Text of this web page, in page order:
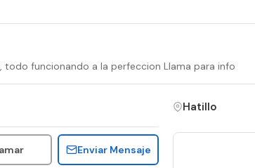
todo funcionando a la perfeccion Llama para info
Enviar Mensaje
Hatillo